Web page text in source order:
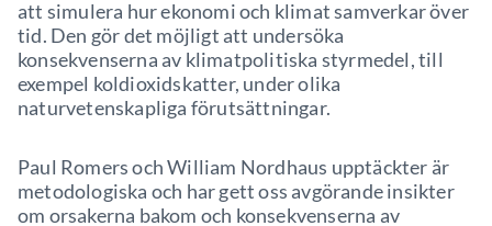
att simulera hur ekonomi och klimat samverkar över
tid. Den gör det möjligt att undersöka
konsekvenserna av klimatpolitiska styrmedel, till
exempel koldioxidskatter, under olika
naturvetenskapliga förutsättningar.
Paul Romers och William Nordhaus upptäckter är
metodologiska och har gett oss avgörande insikter
om orsakerna bakom och konsekvenserna av